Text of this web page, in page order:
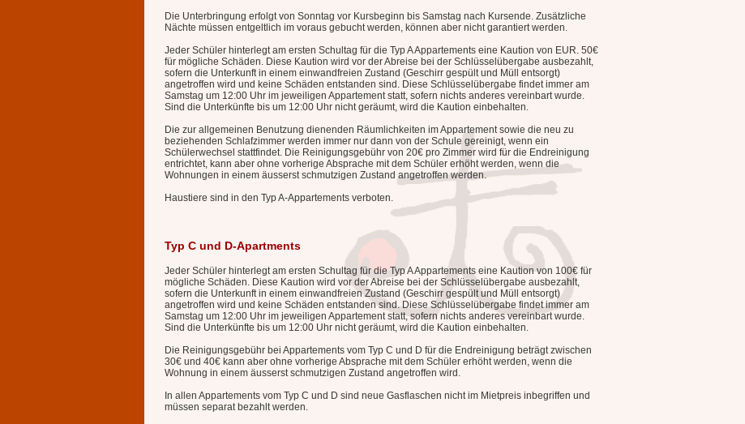
Die Unterbringung erfolgt von Sonntag vor Kursbeginn bis Samstag nach Kursende. Zusätzliche
Nächte müssen entgeltlich im voraus gebucht werden, können aber nicht garantiert werden.
Jeder Schüler hinterlegt am ersten Schultag für die Typ A Appartements eine Kaution von EUR. 50€
für mögliche Schäden. Diese Kaution wird vor der Abreise bei der Schlüsselübergabe ausbezahlt,
sofern die Unterkunft in einem einwandfreien Zustand (Geschirr gespült und Müll entsorgt)
angetroffen wird und keine Schäden entstanden sind. Diese Schlüsselübergabe findet immer am
Samstag um 12:00 Uhr im jeweiligen Appartement statt, sofern nichts anderes vereinbart wurde.
Sind die Unterkünfte bis um 12:00 Uhr nicht geräumt, wird die Kaution einbehalten.
Die zur allgemeinen Benutzung dienenden Räumlichkeiten im Appartement sowie die neu zu
beziehenden Schlafzimmer werden immer nur dann von der Schule gereinigt, wenn ein
Schülerwechsel stattfindet. Die Reinigungsgebühr von 20€ pro Zimmer wird für die Endreinigung
entrichtet, kann aber ohne vorherige Absprache mit dem Schüler erhöht werden, wenn die
Wohnungen in einem äusserst schmutzigen Zustand angetroffen werden.
Haustiere sind in den Typ A-Appartements verboten.
Typ C und D-Apartments
Jeder Schüler hinterlegt am ersten Schultag für die Typ A Appartements eine Kaution von 100€ für
mögliche Schäden. Diese Kaution wird vor der Abreise bei der Schlüsselübergabe ausbezahlt,
sofern die Unterkunft in einem einwandfreien Zustand (Geschirr gespült und Müll entsorgt)
angetroffen wird und keine Schäden entstanden sind. Diese Schlüsselübergabe findet immer am
Samstag um 12:00 Uhr im jeweiligen Appartement statt, sofern nichts anderes vereinbart wurde.
Sind die Unterkünfte bis um 12:00 Uhr nicht geräumt, wird die Kaution einbehalten.
Die Reinigungsgebühr bei Appartements vom Typ C und D für die Endreinigung beträgt zwischen
30€ und 40€ kann aber ohne vorherige Absprache mit dem Schüler erhöht werden, wenn die
Wohnung in einem äusserst schmutzigen Zustand angetroffen wird.
In allen Appartements vom Typ C und D sind neue Gasflaschen nicht im Mietpreis inbegriffen und
müssen separat bezahlt werden.